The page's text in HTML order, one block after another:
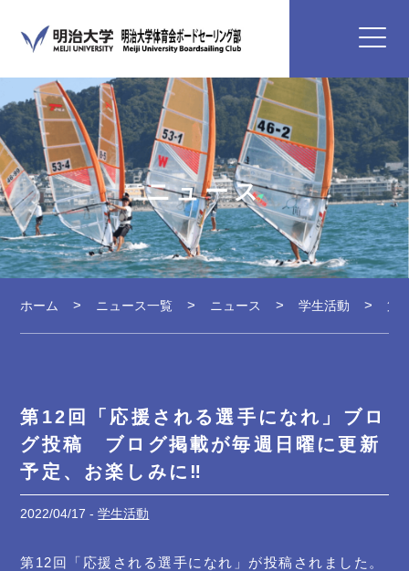
ニュース
ホーム ニュース一覧 ニュース 学生活動 第
第12回「応援される選手になれ」ブロ
グ投稿 ブログ掲載が毎週日曜に更新
予定、お楽しみに‼
2022/04/17 -学生活動
第12回「応援される選手になれ」が投稿されました。